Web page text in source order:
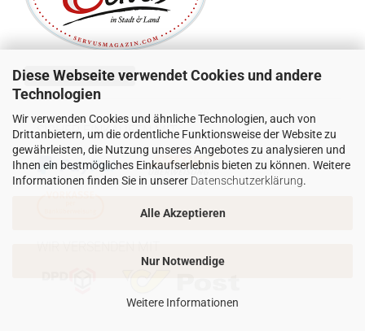
Diese Webseite verwendet Cookies und andere
Technologien
Wir verwenden Cookies und ähnliche Technologien, auch von
Drittanbietern, um die ordentliche Funktionsweise der Website zu
gewährleisten, die Nutzung unseres Angebotes zu analysieren und
Ihnen ein bestmögliches Einkaufserlebnis bieten zu können. Weitere
Informationen finden Sie in unserer Datenschutzerklärung.
Alle Akzeptieren
Nur Notwendige
Weitere Informationen
Vertrag widerrufen
SICHER EINKAUFEN MIT: